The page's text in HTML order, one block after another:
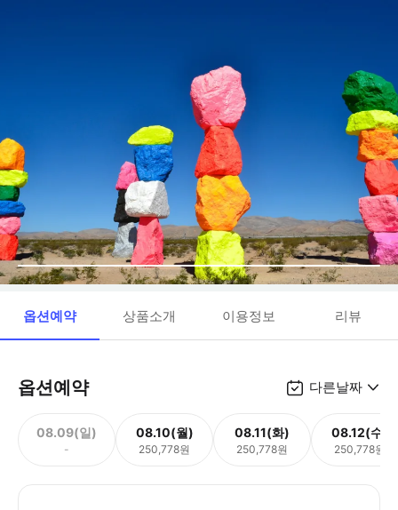
옵션예약 상품소개 이용정보 리뷰
옵션예약 다른날짜
08.09(일)
-
08.10(월)
250,778원
08.11(화)
250,778원
08.12(수)
250,778원